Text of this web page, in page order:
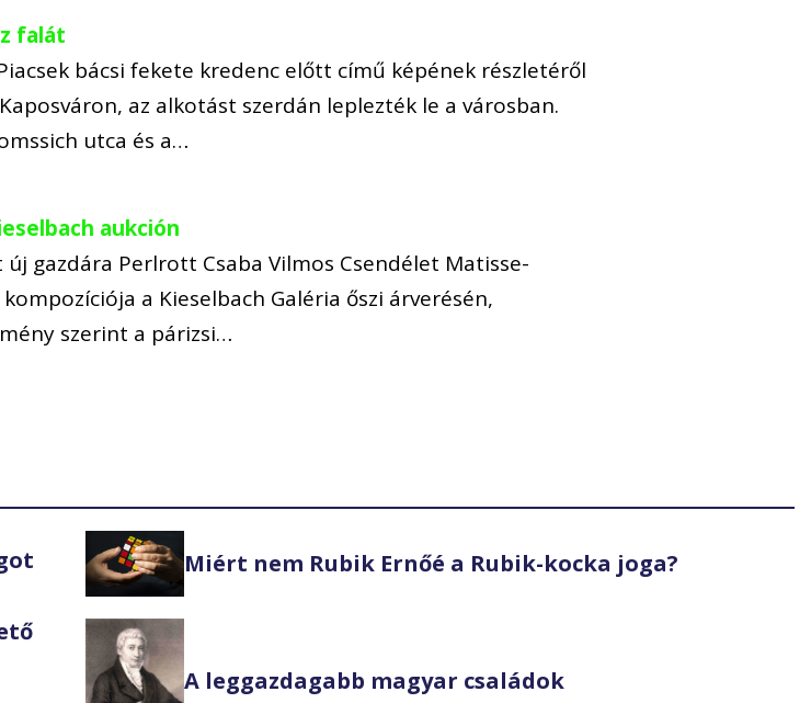
falát
bácsi fekete kredenc előtt című képének részletéről
az alkotást szerdán leplezték le a városban.
utca és a…
aukción
gazdára Perlrott Csaba Vilmos Csendélet Matisse-
a Kieselbach Galéria őszi árverésén,
szerint a párizsi…
Miért nem Rubik Ernőé a Rubik-kocka joga?
A leggazdagabb magyar családok